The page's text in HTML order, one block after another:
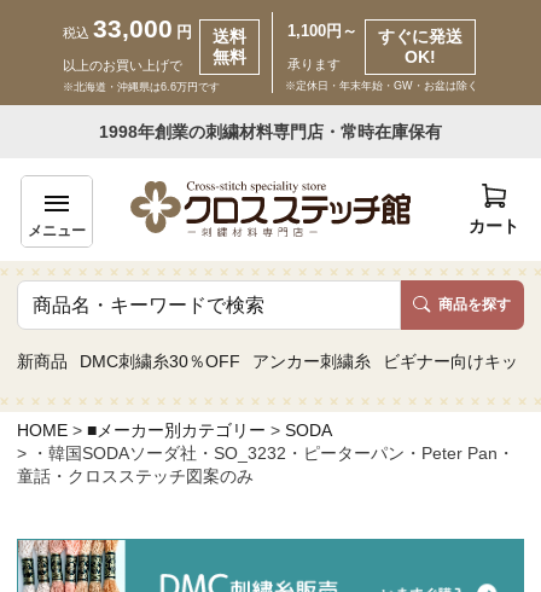
税込 33,000 円
以上のお買い上げで
送料
無料
※北海道・沖縄県は6.6万円です
1,100円～
承ります
すぐに発送
OK!
※定休日・年末年始・GW・お盆は除く
1998年創業の刺繍材料専門店・常時在庫保有
メニュー カート
商品を探す
新商品 DMC刺繍糸30％OFF アンカー刺繍糸 ビギナー向けキット
いらっしゃいませ ゲスト 様
商品一覧
カテゴリーから探す
取り扱いブランドから探す
HOME ■メーカー別カテゴリー
SODA
・韓国SODAソーダ社・SO_3232・ピーターパン・Peter Pan・
童話・クロスステッチ図案のみ